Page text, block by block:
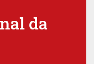
da